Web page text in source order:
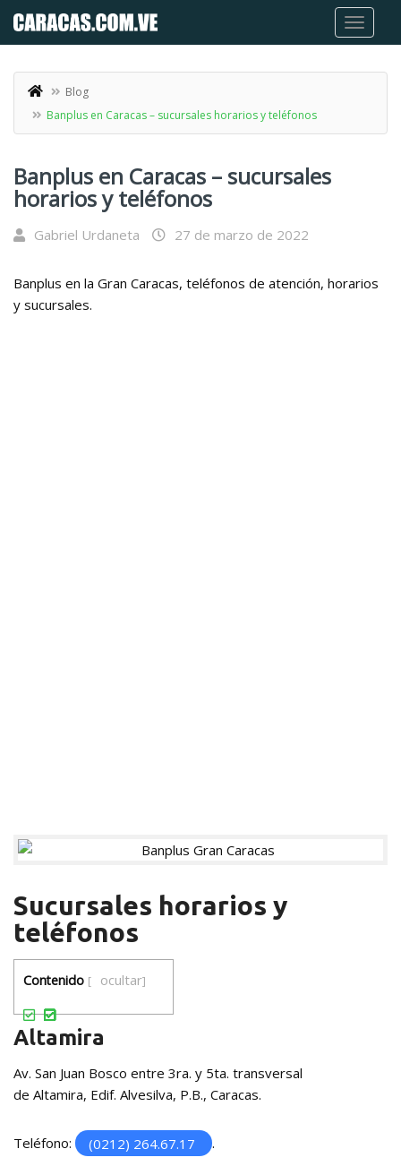
Blog
Banplus en Caracas – sucursales horarios y teléfonos
Banplus en Caracas – sucursales
horarios y teléfonos
Gabriel Urdaneta 27 de marzo de 2022
Banplus en la Gran Caracas, teléfonos de atención, horarios
y sucursales.
Sucursales horarios y
teléfonos
Contenido [ ocultar]
Altamira
Av. San Juan Bosco entre 3ra. y 5ta. transversal
de Altamira, Edif. Alvesilva, P.B., Caracas.
Teléfono: (0212) 264.67.17 .